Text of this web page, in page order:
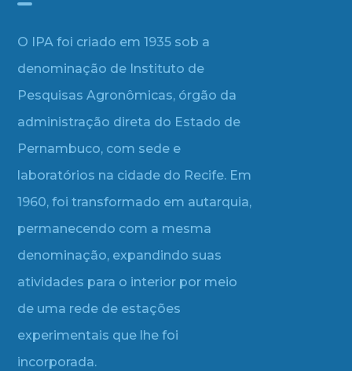
O IPA foi criado em 1935 sob a
denominação de Instituto de
Pesquisas Agronômicas, órgão da
administração direta do Estado de
Pernambuco, com sede e
laboratórios na cidade do Recife. Em
1960, foi transformado em autarquia,
permanecendo com a mesma
denominação, expandindo suas
atividades para o interior por meio
de uma rede de estações
experimentais que lhe foi
incorporada.